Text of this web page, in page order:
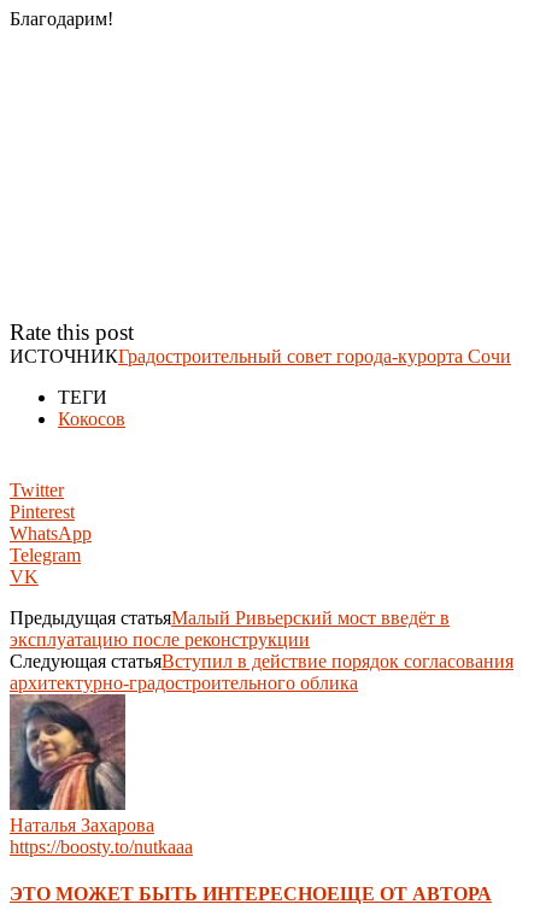
Благодарим!
Rate this post
ИСТОЧНИКГрадостроительный совет города-курорта Сочи
ТЕГИ
Кокосов
Twitter
Pinterest
WhatsApp
Telegram
VK
Предыдущая статьяМалый Ривьерский мост введёт в
эксплуатацию после реконструкции
Следующая статьяВступил в действие порядок согласования
архитектурно-градостроительного облика
Наталья Захарова
https://boosty.to/nutkaaa
ЭТО МОЖЕТ БЫТЬ ИНТЕРЕСНОЕЩЕ ОТ АВТОРА